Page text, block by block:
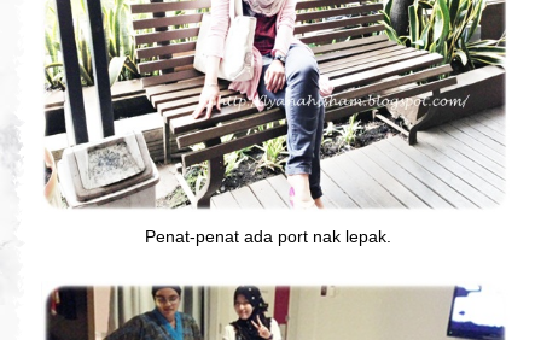
Penat-penat ada port nak lepak.